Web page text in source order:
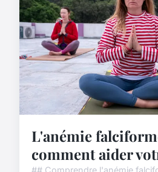
L'anémie
comment aider
## Comprendre l'anémie